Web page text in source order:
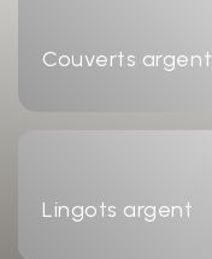
Couverts argent
Lingots argent